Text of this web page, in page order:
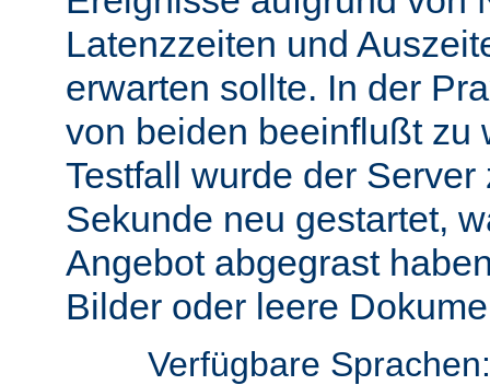
Latenzzeiten und
erwarten sollte. In der
von beiden beeinflußt zu
Testfall wurde der
Sekunde neu gestartet,
Angebot abgegrast
Bilder oder leere
Verfügbare